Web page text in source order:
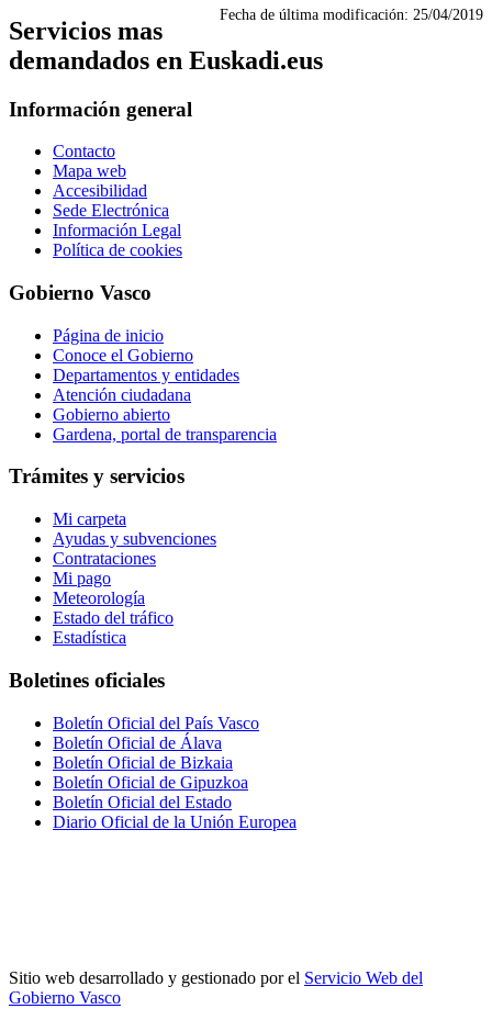
Fecha de última modificación: 25/04/2019
Servicios mas
demandados en Euskadi.eus
Información general
Contacto
Mapa web
Accesibilidad
Sede Electrónica
Información Legal
Política de cookies
Gobierno Vasco
Página de inicio
Conoce el Gobierno
Departamentos y entidades
Atención ciudadana
Gobierno abierto
Gardena, portal de transparencia
Trámites y servicios
Mi carpeta
Ayudas y subvenciones
Contrataciones
Mi pago
Meteorología
Estado del tráfico
Estadística
Boletines oficiales
Boletín Oficial del País Vasco
Boletín Oficial de Álava
Boletín Oficial de Bizkaia
Boletín Oficial de Gipuzkoa
Boletín Oficial del Estado
Diario Oficial de la Unión Europea
Sitio web desarrollado y gestionado por el Servicio Web del
Gobierno Vasco